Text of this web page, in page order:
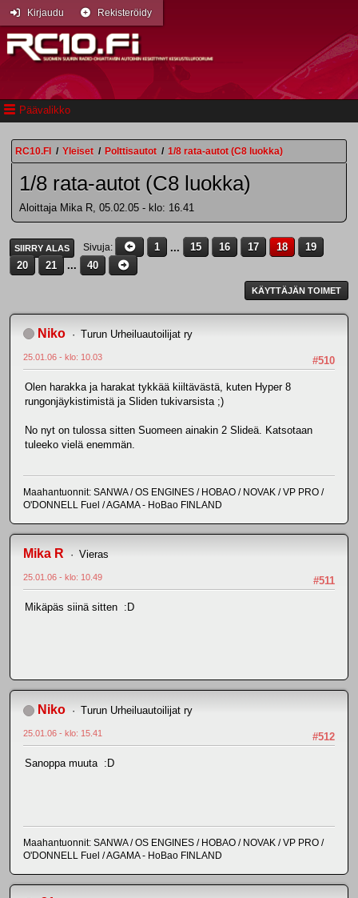
Päävalikko
Kirjaudu Rekisteröidy
RC10.FI / Yleiset / Polttisautot / 1/8 rata-autot (C8 luokka)
1/8 rata-autot (C8 luokka)
Aloittaja Mika R, 05.02.05 - klo: 16.41
SIIRRY ALAS Sivuja 1 ... 15 16 17 18
19
20
21 ... 40
KÄYTTÄJÄN TOIMET
Niko Turun Urheiluautoilijat ry
#510
25.01.06 - klo: 10.03
Olen harakka ja harakat tykkää kiiltävästä, kuten Hyper 8
rungonjäykistimistä ja Sliden tukivarsista ;)
No nyt on tulossa sitten Suomeen ainakin 2 Slideä. Katsotaan
tuleeko vielä enemmän.
Maahantuonnit: SANWA / OS ENGINES / HOBAO / NOVAK / VP PRO /
O'DONNELL Fuel / AGAMA - HoBao FINLAND
Mika R Vieras
#511
25.01.06 - klo: 10.49
Mikäpäs siinä sitten :D
Niko Turun Urheiluautoilijat ry
#512
25.01.06 - klo: 15.41
Sanoppa muuta :D
Maahantuonnit: SANWA / OS ENGINES / HOBAO / NOVAK / VP PRO /
O'DONNELL Fuel / AGAMA - HoBao FINLAND